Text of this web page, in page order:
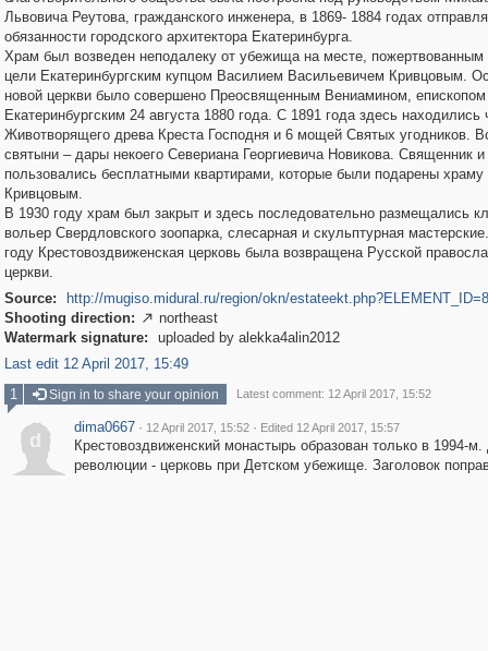
Львовича Реутова, гражданского инженера, в 1869- 1884 годах
обязанности городского архитектора Екатеринбурга.
Храм был возведен неподалеку от убежища на месте, пожертвованным
цели Екатеринбургским купцом Василием Васильевичем Кривцовым.
новой церкви было совершено Преосвященным Вениамином, епископом
Екатеринбургским 24 августа 1880 года. С 1891 года здесь находились
Животворящего древа Креста Господня и 6 мощей Святых угодников.
святыни – дары некоего Севериана Георгиевича Новикова. Священник и
пользовались бесплатными квартирами, которые были подарены
Кривцовым.
В 1930 году храм был закрыт и здесь последовательно размещались
вольер Свердловского зоопарка, слесарная и скульптурная
году Крестовоздвиженская церковь была возвращена Русской
церкви.
Source:
http://mugiso.midural.ru/region/okn/
Shooting direction:  northeast
Watermark signature:
uploaded by alekka4alin2012
Last edit 12 April 2017, 15:49
1
Sign in to share your opinion Latest comment: 12 April 2017, 15:52
d
dima0667 · 12 April 2017, 15:52 · Edited 12 April 2017, 15:57
Крестовоздвиженский монастырь образован только в 1994-м.
революции - церковь при Детском убежище. Заголовок